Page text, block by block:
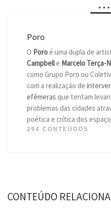
Poro
O Poroé uma dupla de
Campbelle Marcelo Terça-
como Grupo Poro ou
com a realização de
efêmeras que tentam
problemas das cidades
poética e crítica dos
294 CONTEÚDOS
CONTEÚDO